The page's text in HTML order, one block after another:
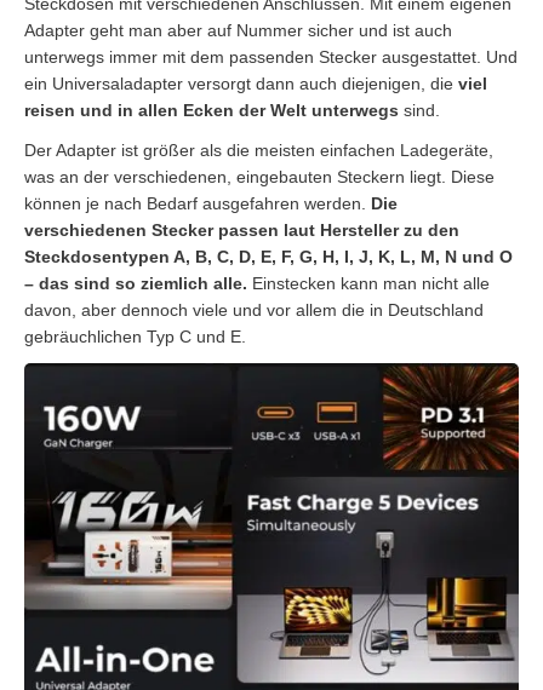
Adapter geht man aber auf Nummer sicher und ist auch
unterwegs immer mit dem passenden Stecker ausgestattet. Und
ein Universaladapter versorgt dann auch diejenigen, die viel
reisen und in allen Ecken der Welt unterwegs sind.
Der Adapter ist größer als die meisten einfachen Ladegeräte,
was an der verschiedenen, eingebauten Steckern liegt. Diese
können je nach Bedarf ausgefahren werden. Die
verschiedenen Stecker passen laut Hersteller zu den
Steckdosentypen A, B, C, D, E, F, G, H, I, J, K, L, M, N und O
– das sind so ziemlich alle. Einstecken kann man nicht alle
davon, aber dennoch viele und vor allem die in Deutschland
gebräuchlichen Typ C und E.